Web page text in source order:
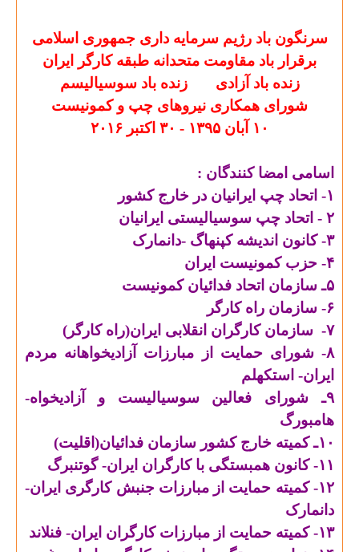
سرنگون باد رژیم سرمایه داری جمهوری اسلامی
برقرار باد مقاومت متحدانه طبقه کارگر ایران
زنده باد آزادی
زنده باد سوسیالیسم
شورای همکاری نیروهای چپ و کمونیست
۱۰ آبان ۱۳۹۵ - ۳۰ اکتبر ۲۰۱۶
اسامی امضا کنندگان :
۱- اتحاد چپ ایرانیان در خارج کشور
۲ - اتحاد چپ سوسیالیستی ایرانیان
۳- کانون اندیشه کپنهاگ -دانمارک
۴- حزب کمونیست ایران
۵ـ سازمان اتحاد فدائیان کمونیست
۶- سازمان راه کارگر
۷-
سازمان کارگران انقلابی ایران(راه کارگر)
۸- شورای حمایت از مبارزات آزادیخواهانه مردم
ایران- استکهلم
۹ـ شورای فعالین سوسیالیست و آزادیخواه-
هامبورگ
۱۰ـ کمیته خارج کشور سازمان فدائیان(اقلیت)
۱۱- کانون همبستگی با کارگران ایران- گوتنبرگ
۱۲- کمیته حمایت از مبارزات جنبش کارگری ایران-
دانمارک
۱۳- کمیته حمایت از مبارزات کارگران ایران- فنلاند